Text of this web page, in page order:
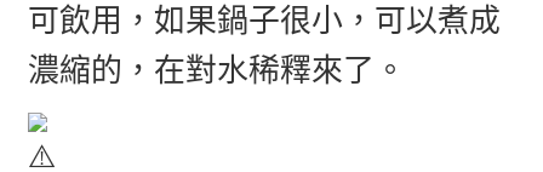
可飲用，如果鍋子很小，可以煮成
濃縮的，在對水稀釋來了。